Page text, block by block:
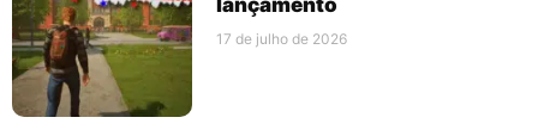
17 de julho de 2026